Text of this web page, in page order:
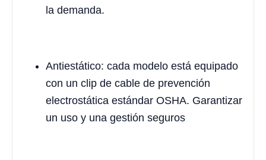
la demanda.
Antiestático: cada modelo está equipado
con un clip de cable de prevención
electrostática estándar OSHA. Garantizar
un uso y una gestión seguros